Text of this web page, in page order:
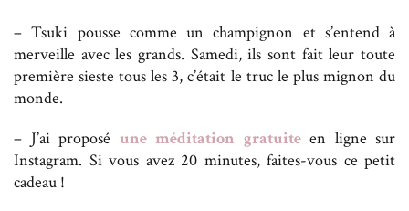
– Tsuki pousse comme un champignon et s’entend à
merveille avec les grands. Samedi, ils sont fait leur toute
première sieste tous les 3, c’était le truc le plus mignon du
monde.
– J’ai proposé une méditation gratuiteen ligne sur
Instagram. Si vous avez 20 minutes, faites-vous ce petit
cadeau !